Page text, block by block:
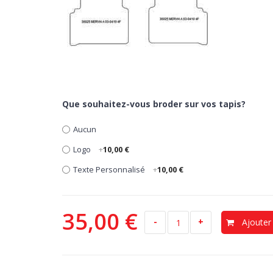
Que souhaitez-vous broder sur vos tapis?
Aucun
Logo
+10,00 €
Texte Personnalisé
+10,00 €
35,00 € - + Ajouter